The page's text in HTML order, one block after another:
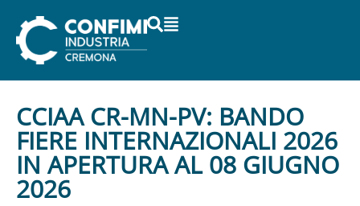
CCIAA CR-MN-PV: BANDO
FIERE INTERNAZIONALI 2026
IN APERTURA AL 08 GIUGNO
2026